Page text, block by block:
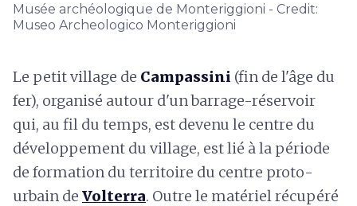
Musée archéologique de Monteriggioni - Credit:
Museo Archeologico Monteriggioni
Le petit village de Campassini (fin de l'âge du
fer), organisé autour d'un barrage-réservoir
qui, au fil du temps, est devenu le centre du
développement du village, est lié à la période
de formation du territoire du centre proto-
urbain de Volterra. Outre le matériel récupéré